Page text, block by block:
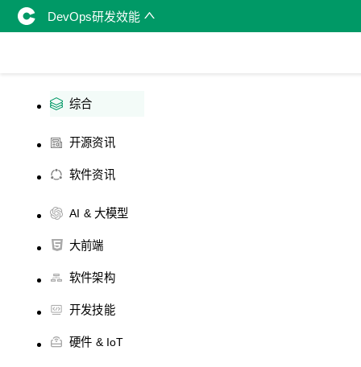
DevOps研发效能
综合
开源资讯
软件资讯
AI & 大模型
大前端
软件架构
开发技能
硬件 & IoT